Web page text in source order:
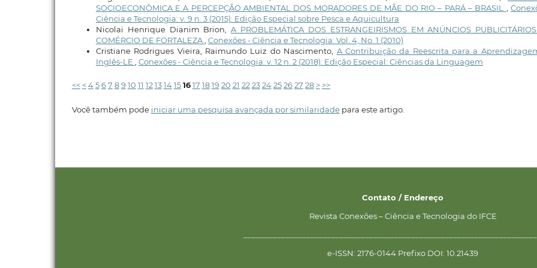
SOCIOECONÔMICA E A PERCEPÇÃO AMBIENTAL DOS MORADORES DE MÃE DO RIO – PARÁ – BRASIL ,
Ciência e Tecnologia: v. 9 n. 3 (2015): Edição Especial sobre Pesca e Aquicultura
Nicolai Henrique Dianim Brion,A PROBLEMÁTICA DOS ESTRANGEIRISMOS EM ANÚNCIOS
COMÉRCIO DE FORTALEZA, Conexões - Ciência e Tecnologia: Vol. 4, No. 1 (2010)
Cristiane Rodrigues Vieira, Raimundo Luiz do Nascimento, A Contribuição da Reescrita para a
Inglês-LE , Conexões - Ciência e Tecnologia: v. 12 n. 2 (2018): Edição Especial: Ciências da Linguagem
<< <4567 8910 11 121314151617 181920 21 222324252627 28 > >>
Você também pode iniciar uma pesquisa avançada por similaridadepara este artigo.
Contato / Endereço
Revista Conexões – Ciência e Tecnologia do IFCE
e-ISSN: 2176-0144 Prefixo DOI: 10.21439